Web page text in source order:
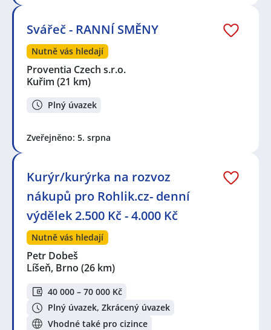
Svářeč - RANNÍ SMĚNY
Nutně vás hledají
Proventia Czech s.r.o.
Kuřim (21 km)
Plný úvazek
Zveřejněno: 5. srpna
Kurýr/kurýrka na rozvoz
nákupů pro Rohlik.cz- denní
výdělek 2.500 Kč - 4.000 Kč
Nutně vás hledají
Petr Dobeš
Líšeň, Brno (26 km)
40 000 – 70 000 Kč
Plný úvazek, Zkrácený úvazek
Vhodné také pro cizince